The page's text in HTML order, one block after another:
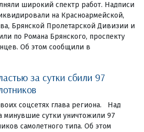
широкий спектр работ. Надписи
на Красноармейской,
Брянской Пролетарской Дивизии и
по Романа Брянского, проспекту
Об этом сообщили в
за сутки сбили 97
соцсетях глава региона. Над
минувшие сутки уничтожили 97
самолетного типа. Об этом